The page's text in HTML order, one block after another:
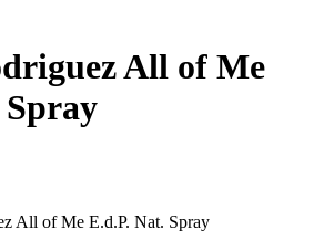
All of Me
Spray
All of Me E.d.P. Nat. Spray